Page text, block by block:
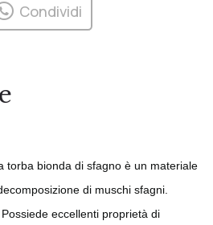
Condividi
torba bionda di sfagno è un materiale
di muschi sfagni.
eccellenti proprietà di